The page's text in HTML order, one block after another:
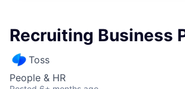
Recruiting Business
Toss
People & HR